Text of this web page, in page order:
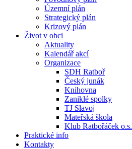
Územní plán
Strategický plán
Krizový plán
Život v obci
Aktuality
Kalendář akcí
Organizace
SDH Ratboř
Český junák
Knihovna
Zaniklé spolky
TJ Slavoj
Mateřská škola
Klub Ratbořáček o.s.
Praktické info
Kontakty